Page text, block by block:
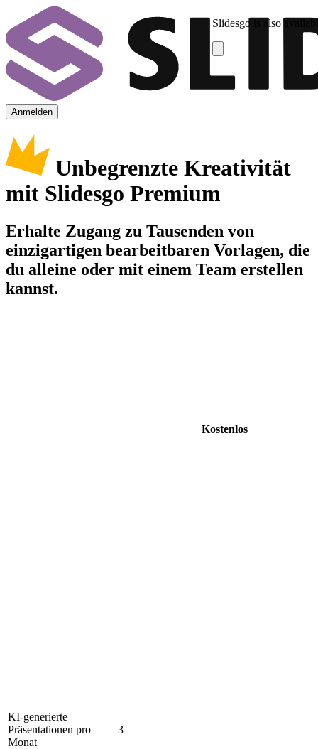
Slidesgo is also
Anmelden
Unbegrenzte Kreativität
mit Slidesgo Premium
Erhalte Zugang zu Tausenden von
einzigartigen bearbeitbaren Vorlagen, die
du alleine oder mit einem Team erstellen
kannst.
Kostenlos
KI-generierte
Präsentationen pro
Monat
3